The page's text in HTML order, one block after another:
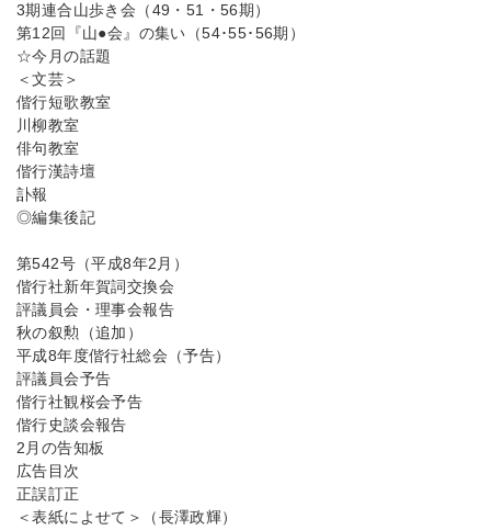
3期連合山歩き会（49・51・56期）
第12回『山●会』の集い（54･55･56期）
☆今月の話題
＜文芸＞
偕行短歌教室
川柳教室
俳句教室
偕行漢詩壇
訃報
◎編集後記
第542号（平成8年2月）
偕行社新年賀詞交換会
評議員会・理事会報告
秋の叙勲（追加）
平成8年度偕行社総会（予告）
評議員会予告
偕行社観桜会予告
偕行史談会報告
2月の告知板
広告目次
正誤訂正
＜表紙によせて＞（長澤政輝）